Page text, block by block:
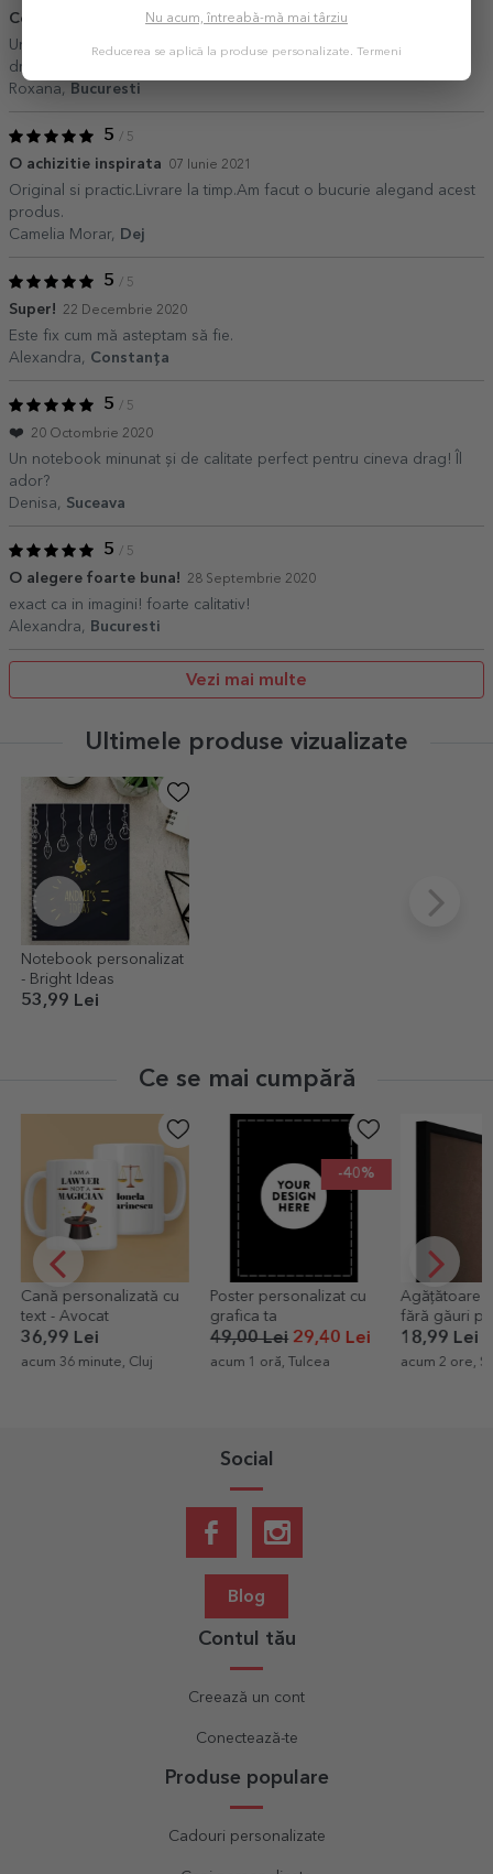
Cool!
Un cadou foarte inspirat la un pret foarte mic. Recomand cu tot
dragul.
Roxana,
Bucuresti
5 / 5
O achizitie inspirata 07 Iunie 2021
Original si practic.Livrare la timp.Am facut o bucurie alegand acest
produs.
Camelia Morar,
Dej
5 / 5
Super! 22 Decembrie 2020
Este fix cum mă asteptam să fie.
Alexandra, Constanța
5 / 5
❤️ 20 Octombrie 2020
Un notebook minunat și de calitate perfect pentru cineva drag! Îl
ador?
Denisa, Suceava
5 / 5
O alegere foarte buna! 28 Septembrie 2020
exact ca in imagini! foarte calitativ!
Alexandra,
Bucuresti
Vezi mai multe
Ultimele produse vizualizate
Notebook personalizat
- Bright Ideas
53,99 Lei
Ce se mai cumpără
cu
Cluj
-40%
Poster personalizat cu
29,40 Lei
acum 1 oră, Tulcea
Agățătoare de perete
fără găuri pentru rame,
tablouri, canvas
18,99 Lei
acum 2 ore, Satu Mare
Social
Blog
Contul tău
Creează un cont
Conectează-te
Produse populare
Cadouri personalizate
Nu acum, întreabă-mă mai târziu
Reducerea se aplică la produse personalizate. Termeni